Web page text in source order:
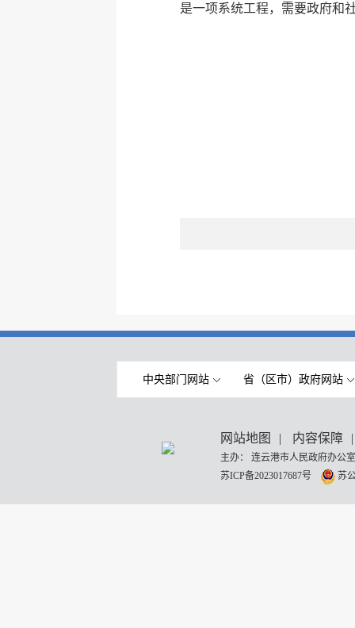
是一项系统工程，需要政府和
中央部门网站 省（区市）政府网站
网站地图 | 内容保障 |
主办： 连云港市人民政府办
苏ICP备2023017687号
苏